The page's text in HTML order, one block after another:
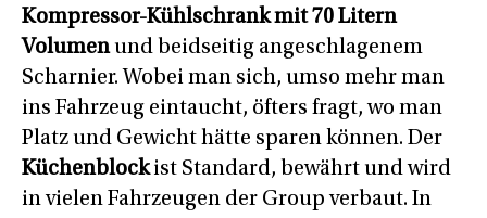
Kompressor-Kühlschrank mit 70 Litern
Volumenund beidseitig angeschlagenem
Scharnier. Wobei man sich, umso mehr man
ins Fahrzeug eintaucht, öfters fragt, wo man
Platz und Gewicht hätte sparen können. Der
Küchenblockist Standard, bewährt und wird
in vielen Fahrzeugen der Group verbaut. In